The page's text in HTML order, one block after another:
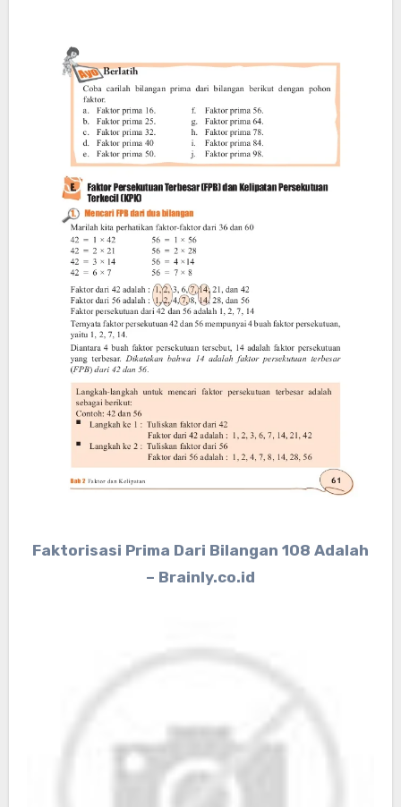
Faktorisasi Prima Dari Bilangan 108 Adalah
– Brainly.co.id